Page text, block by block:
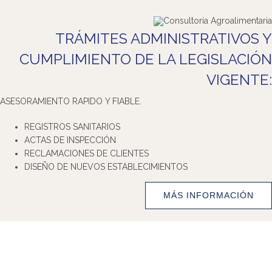
TRÁMITES ADMINISTRATIVOS Y
CUMPLIMIENTO DE LA LEGISLACIÓN
VIGENTE:
ASESORAMIENTO RAPIDO Y FIABLE.
REGISTROS SANITARIOS
ACTAS DE INSPECCIÓN
RECLAMACIONES DE CLIENTES
DISEÑO DE NUEVOS ESTABLECIMIENTOS
MÁS INFORMACIÓN